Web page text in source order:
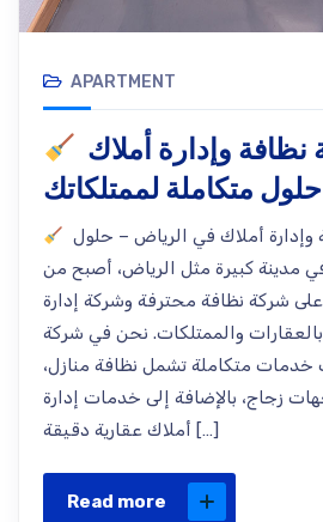
APARTMENT
متكاملة لممتلكاتك
أفضل شركة نظافة وإدارة أملاك في الرياض – حلول
مدينة كبيرة مثل الرياض، أصبح من
على شركة نظافة محترفة وشركة إدارة
بالعقارات والممتلكات. نحن في شركة
خدمات متكاملة تشمل نظافة منازل،
زجاج، بالإضافة إلى خدمات إدارة
أملاك عقارية دقيقة […]
Read more